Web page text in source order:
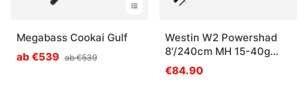
Megabass Cookai Gulf
ab €539 ab €539
Westin W2 Powershad
8'/240cm MH 15-40g
2Sec
€84.90